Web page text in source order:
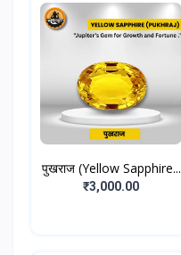
पुखराज (Yellow Sapphire...
₹3,000.00